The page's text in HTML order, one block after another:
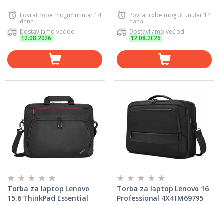
Povrat robe moguć unutar 14
dana
Dostavljamo već od
12.08.2026
Povrat robe moguć unutar 14
dana
Dostavljamo već od
12.08.2026
Torba za laptop Lenovo
15.6 ThinkPad Essential
Torba za laptop Lenovo 16
Professional 4X41M69795